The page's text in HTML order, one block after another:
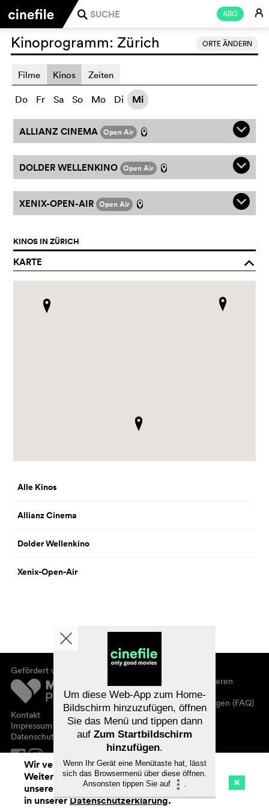
ABO E
j
Kino Streaming Watchlist (
ORTE ÄNDERN
Kinoprogramm: Zürich
Filme Kinos Zeiten
Do Fr Sa So Mo Di Mi
ALLIANZ CINEMA Open Air l q
DOLDER WELLENKINO Open Air l q
XENIX-OPEN-AIR Open Air l q
KINOS IN ZÜRICH
KARTE o
Alle Kinos
Allianz Cinema
Dolder Wellenkino
Xenix-Open-Air
Gefördert von
Kontakt
Impressum
Datenschutz
Registrieren/abonnieren
Newsletter
Häufig gestellte Fragen (FAQ)
Gutscheine
Wir verwenden Cookies. Mit dem
Weitersurfen auf cinefile.ch stimmen Sie
unserer Cookie-Nutzung zu. Mehr Infos
in unsererDatenschutzerklärung.
Um diese Web-App zum Home-
Bildschirm hinzuzufügen, öffnen
Sie das Menü und tippen dann
auf Zum Startbildschirm
hinzufügen.
Wenn Ihr Gerät eine Menütaste hat, lässt
sich das Browsermenü über diese öffnen.
Ansonsten tippen Sie auf
.